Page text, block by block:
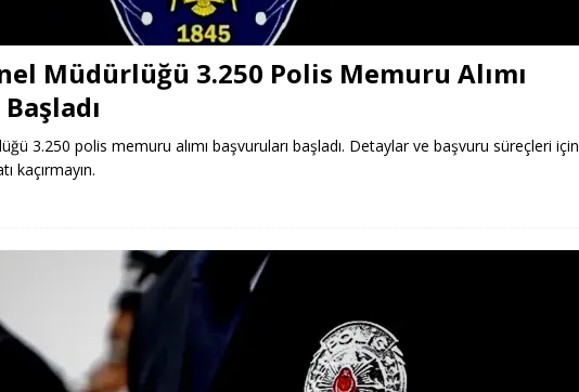
Müdürlüğü 3.250 Polis Memuru Alımı
3.250 polis memuru alımı başvuruları başladı. Detaylar ve başvuru süreçleri için
kaçırmayın.